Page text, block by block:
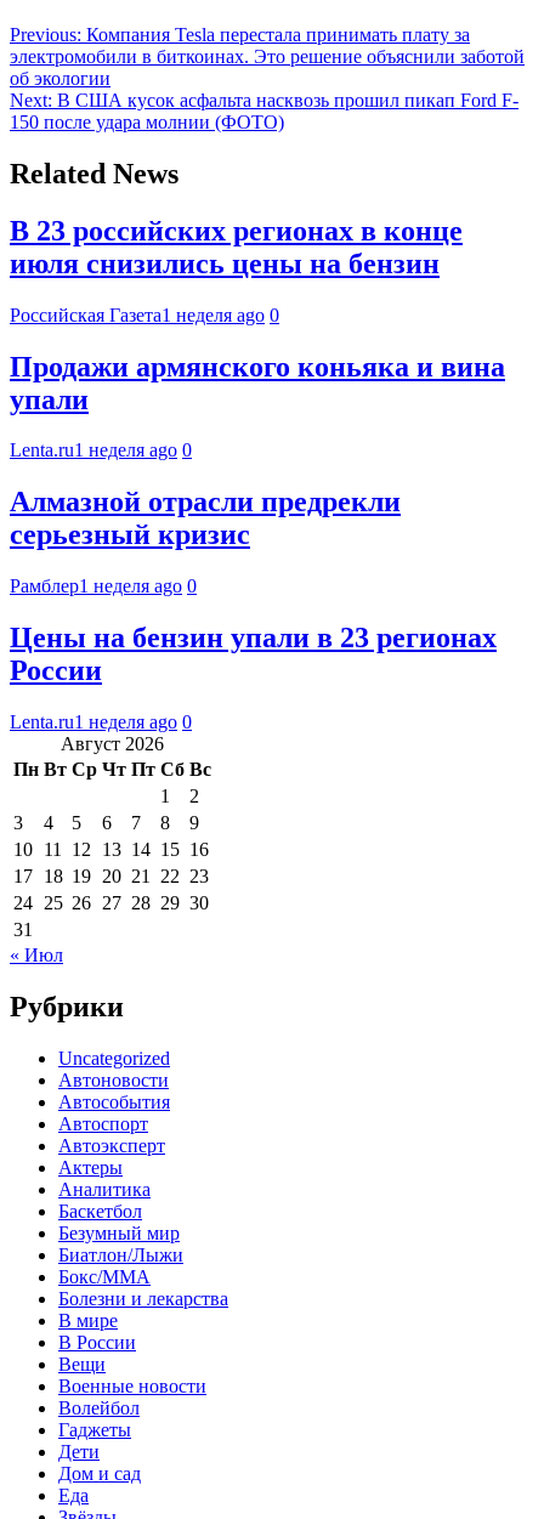
Previous: Компания Tesla перестала принимать плату за
электромобили в биткоинах. Это решение объяснили заботой
об экологии
Next: В США кусок асфальта насквозь прошил пикап Ford F-
150 после удара молнии (ФОТО)
Related News
В 23 российских регионах в конце
июля снизились цены на бензин
Российская Газета1 неделя ago 0
Продажи армянского коньяка и вина
упали
Lenta.ru1 неделя ago 0
Алмазной отрасли предрекли
серьезный кризис
Рамблер1 неделя ago 0
Цены на бензин упали в 23 регионах
России
Lenta.ru1 неделя ago 0
Август 2026
Пн Вт Ср Чт Пт Сб Вс
1
2
3
4 5 6 7 8
9
10 11 12 13 14 15 16
17 18 19 20 21 22 23
24 25 26 27 28 29 30
31
« Июл
Рубрики
Uncategorized
Автоновости
Автособытия
Автоспорт
Автоэксперт
Актеры
Аналитика
Баскетбол
Безумный мир
Биатлон/Лыжи
Бокс/MMA
Болезни и лекарства
В мире
В России
Вещи
Военные новости
Волейбол
Гаджеты
Дети
Дом и сад
Еда